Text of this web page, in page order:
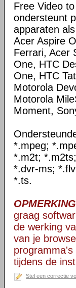
Free Video
ondersteunt
apparaten
Acer Aspire
Ferrari, Acer
One, HTC
One, HTC
Motorola
Motorola
Moment,
*.mpeg;
*.m2t;
*.dvr-ms;
*.ts.
graag
de werking
van je
tijdens de
Stel een correctie